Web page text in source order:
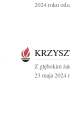
2024 roku
Z głębokim
23 maja 2024